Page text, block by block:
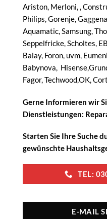
Ariston, Merloni, ,
Philips, Gorenje,
Aquamatic, Samsung,
Seppelfricke, Scholtes,
Balay, Foron, uvm,
Babynova,
Fagor, Techwood,OK,
Gerne Informieren wir
Dienstleistungen:
Starten Sie Ihre Suche
gewünschte
TEL:
E-MAIL